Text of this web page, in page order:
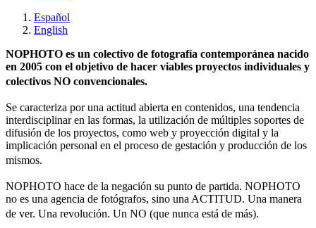
Español
English
NOPHOTO es un colectivo de fotografía contemporánea nacido
en 2005 con el objetivo de hacer viables proyectos individuales y
colectivos NO convencionales.
Se caracteriza por una actitud abierta en contenidos, una tendencia
interdisciplinar en las formas, la utilización de múltiples soportes de
difusión de los proyectos, como web y proyección digital y la
implicación personal en el proceso de gestación y producción de los
mismos.
NOPHOTO hace de la negación su punto de partida. NOPHOTO
no es una agencia de fotógrafos, sino una ACTITUD. Una manera
de ver. Una revolución. Un NO (que nunca está de más).